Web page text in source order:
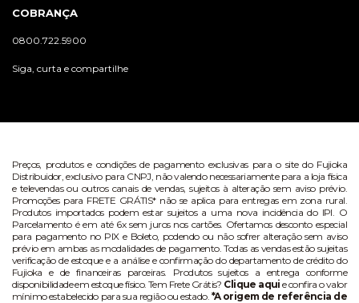
COBRANÇA
0800.722.5900
Siga, curta e compartilhe
Preços, produtos e condições de pagamento exclusivas para o site do Fujioka
Distribuidor, exclusivo para CNPJ, não valendo necessariamente para a loja física
e televendas ou outros canais de vendas, sujeitos à alteração sem aviso prévio.
Promoções para FRETE GRÁTIS* não se aplica para entregas em zona rural.
Produtos importados podem estar sujeitos a uma nova incidência do IPI. O
Parcelamento é em até 6x sem juros nos cartões. Ofertamos desconto especial
para pagamento no PIX e Boleto, podendo ou não sofrer alteração sem aviso
prévio em ambas as modalidades de pagamento. Todas as vendas estão sujeitas
verificação de estoque e a análise e confirmação do departamento de crédito do
Fujioka e de financeiras parceiras. Produtos sujeitos a entrega conforme
disponibilidade em estoque físico. Tem Frete Grátis? Clique aqui e confira o valor
mínimo estabelecido para sua região ou estado. *A origem de referência de